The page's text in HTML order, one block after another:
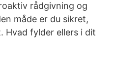
rådgivning og
måde er du sikret,
Hvad fylder ellers i dit